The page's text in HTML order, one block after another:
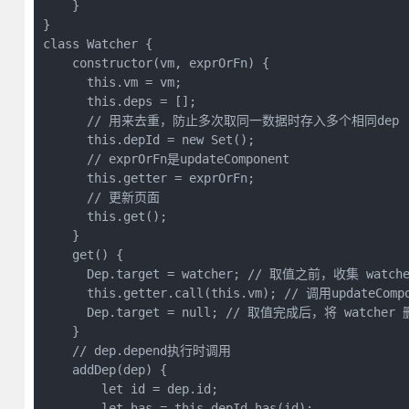
    }
}
class Watcher {
    constructor(vm, exprOrFn) {
      this.vm = vm;
      this.deps = [];
      // 用来去重，防止多次取同一数据时存入多个相同dep
      this.depId = new Set();
      // exprOrFn是updateComponent
      this.getter = exprOrFn;
      // 更新页面
      this.get();
    }
    get() {
Dep.target = watcher; // 取值之前，收集
this.getter.call(this.vm); // 调用
Dep.target = null; // 取值完成后，将 watcher
    }
    // dep.depend执行时调用
    addDep(dep) {
        let id = dep.id;